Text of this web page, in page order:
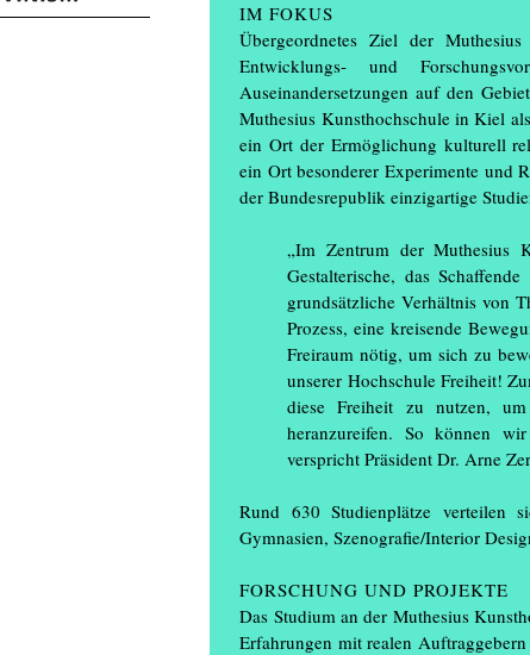
IM FOKUS
Übergeordnetes Ziel der
Entwicklungs- und
Auseinandersetzungen auf den
Muthesius Kunsthochschule in Kiel
ein Ort der Ermöglichung kulturell
ein Ort besonderer Experimente und
der Bundesrepublik einzigartige
„Im Zentrum der Muthesius
Gestalterische, das
grundsätzliche Verhältnis von
Prozess, eine kreisende
Freiraum nötig, um sich zu
unserer Hochschule Freiheit!
diese Freiheit zu nutzen,
heranzureifen. So können
verspricht Präsident Dr. Arne
Rund 630 Studienplätze verteilen
Gymnasien, Szenografie/Interior
FORSCHUNG UND PROJEKTE
Das Studium an der Muthesius
Erfahrungen mit realen